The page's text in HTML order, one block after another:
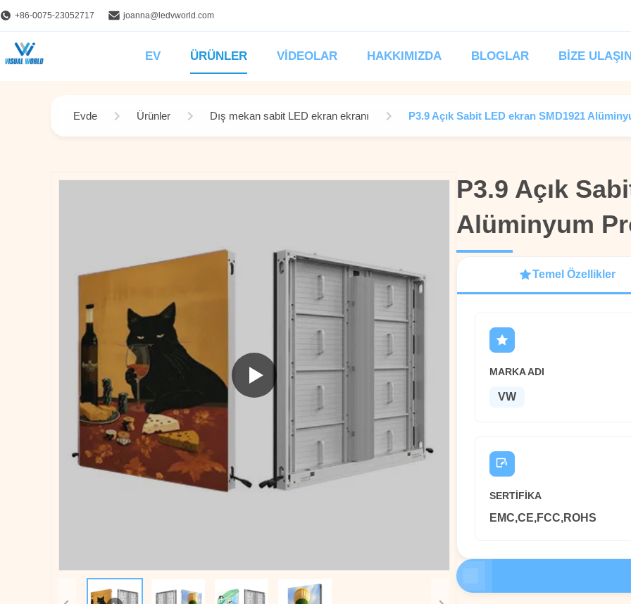
+86-0075-23052717 joanna@ledvworld.com
EV ÜRÜNLER VIDEOLAR HAKKIMIZDA BLOGLAR BIZE ULAŞIN
Evde Ürünler Dış mekan sabit LED ekran ekranı P3.9 Açık Sabit LED ekran SMD1921
P3.9 Açık
Alüminyum
P3.9 Açık
Alüminyum
Temel Özellikler
MARKA ADI
VW
SERTIFIKA
EMC,CE,FCC,ROHS